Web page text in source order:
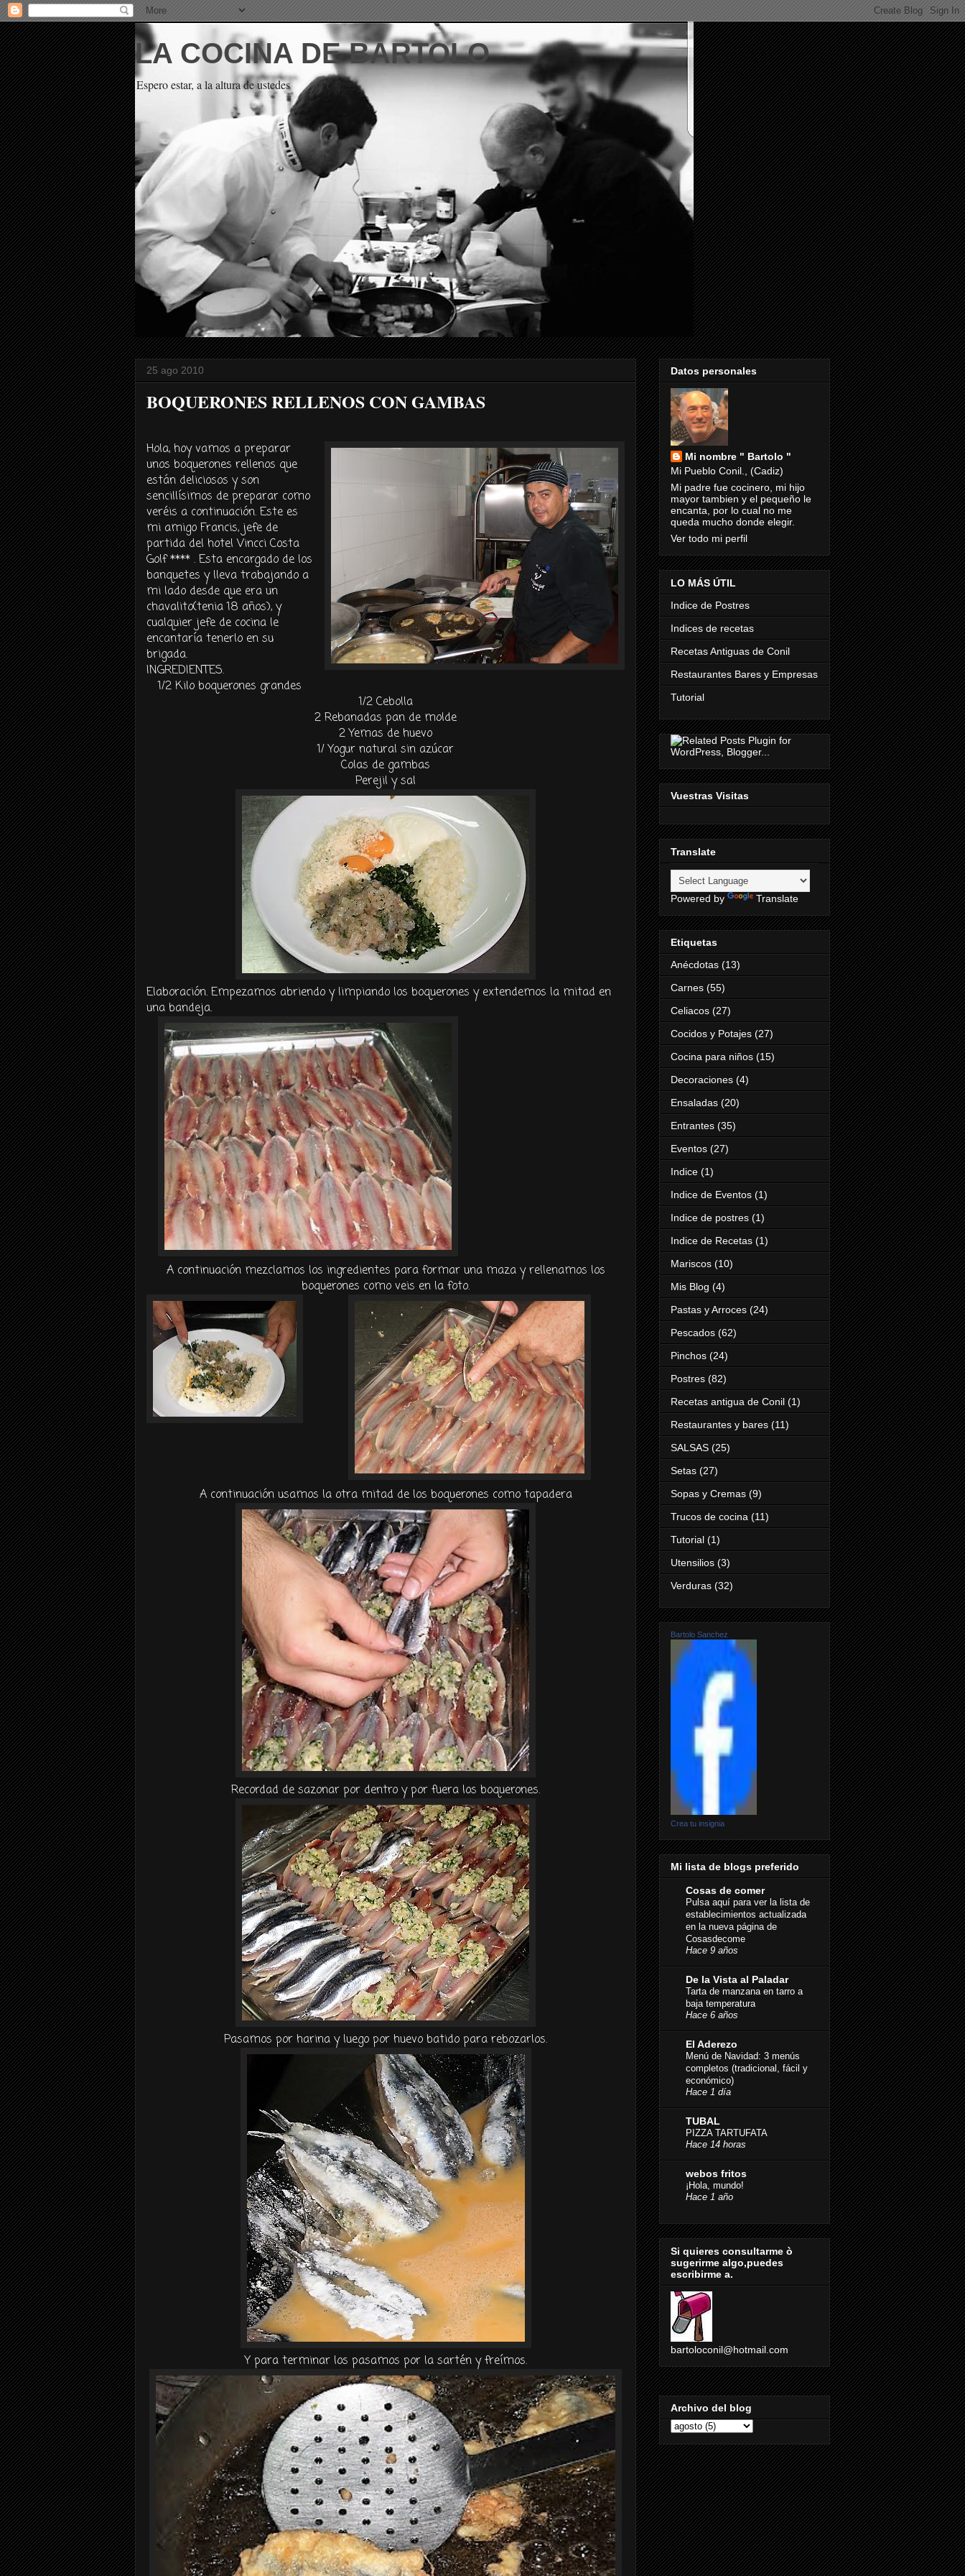
LA COCINA DE BARTOLO
Espero estar, a la altura de ustedes
25 ago 2010
BOQUERONES RELLENOS CON GAMBAS
Hola, hoy vamos a preparar
unos boquerones rellenos que
están deliciosos y son
sencillísimos de preparar como
veréis a continuación. Este es
mi amigo Francis, jefe de
partida del hotel Vincci Costa
Golf **** . Esta encargado de los
banquetes y lleva trabajando a
mi lado desde que era un
chavalito(tenia 18 años), y
cualquier jefe de cocina le
encantaría tenerlo en su
brigada.
INGREDIENTES.
1/2 Kilo boquerones grandes
1/2 Cebolla
2 Rebanadas pan de molde
2 Yemas de huevo
1/ Yogur natural sin azúcar
Colas de gambas
Perejil y sal
Elaboración. Empezamos abriendo y limpiando los boquerones y extendemos la mitad en
una bandeja.
A continuaciónmezclamos los ingredientes para formar una maza y rellenamos los
boquerones como veis en la foto.
A continuación usamos la otra mitad de los boquerones como tapadera
Recordad de sazonar por dentro y por fuera los boquerones.
Pasamos por harina y luego por huevo batido para rebozarlos.
Y para terminar los pasamos por la sartén y freímos.
Datos personales
Mi nombre " Bartolo "
Mi Pueblo Conil., (Cadiz)
Mi padre fue cocinero, mi hijo
mayor tambien y el pequeño le
encanta, por lo cual no me
queda mucho donde elegir.
Ver todo mi perfil
LO MÁS ÚTIL
Indice de Postres
Indices de recetas
Recetas Antiguas de Conil
Restaurantes Bares y Empresas
Tutorial
Vuestras Visitas
Translate
Powered by Translate
Etiquetas
Anécdotas (13)
Carnes (55)
Celiacos (27)
Cocidos y Potajes (27)
Cocina para niños (15)
Decoraciones (4)
Ensaladas (20)
Entrantes (35)
Eventos (27)
Indice (1)
Indice de Eventos (1)
Indice de postres (1)
Indice de Recetas (1)
Mariscos (10)
Mis Blog (4)
Pastas y Arroces (24)
Pescados (62)
Pinchos (24)
Postres (82)
Recetas antigua de Conil (1)
Restaurantes y bares (11)
SALSAS (25)
Setas (27)
Sopas y Cremas (9)
Trucos de cocina (11)
Tutorial (1)
Utensilios (3)
Verduras (32)
Bartolo Sanchez
Crea tu insignia
Mi lista de blogs preferido
Cosas de comer
Pulsa aquí para ver la lista de
establecimientos actualizada
en la nueva página de
Cosasdecome
Hace 9 años
De la Vista al Paladar
Tarta de manzana en tarro a
baja temperatura
Hace 6 años
El Aderezo
Menú de Navidad: 3 menús
completos (tradicional, fácil y
económico)
Hace 1 día
TUBAL
PIZZA TARTUFATA
Hace 14 horas
webos fritos
¡Hola, mundo!
Hace 1 año
Si quieres consultarme ò
sugerirme algo,puedes
escribirme a.
bartoloconil@hotmail.com
Archivo del blog